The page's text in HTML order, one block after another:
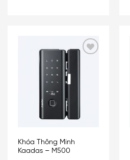
Khóa Thông Minh
Kaadas – M500